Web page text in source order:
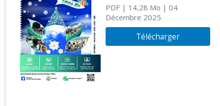
PDF| 14,28 Mo | 04
Décembre 2025
Télécharger